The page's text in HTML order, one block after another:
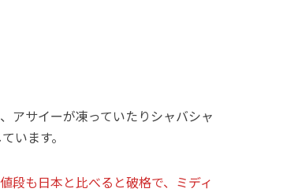
アサイーが凍っていたりシャバシャ
います。
段も日本と比べると破格で、ミディ